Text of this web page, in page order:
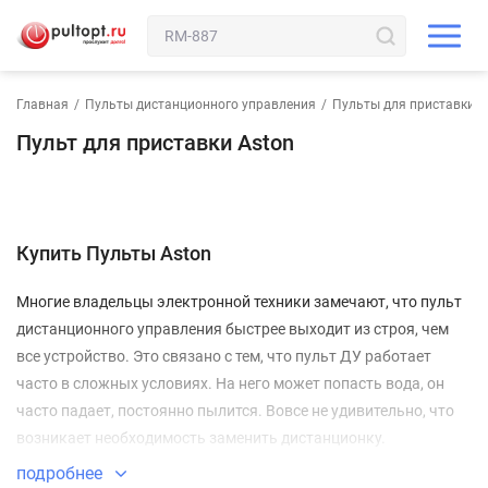
Главная / Пульты дистанционного управления / Пульты для приставки
Пульт для приставки Aston
Купить Пульты Aston
Многие владельцы электронной техники замечают, что пульт
дистанционного управления быстрее выходит из строя, чем
все устройство. Это связано с тем, что пульт ДУ работает
часто в сложных условиях. На него может попасть вода, он
часто падает, постоянно пылится. Вовсе не удивительно, что
возникает необходимость заменить дистанционку.
Пульты Aston для телевизора
подробнее